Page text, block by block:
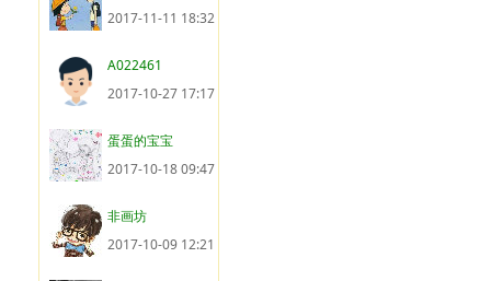
2017-11-11 18:32
A022461
2017-10-27 17:17
蛋蛋的宝宝
2017-10-18 09:47
非画坊
2017-10-09 12:21